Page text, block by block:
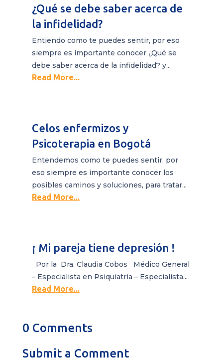
¿Qué se debe saber acerca de
la infidelidad?
Entiendo como te puedes sentir, por eso
siempre es importante conocer ¿Qué se
debe saber acerca de la infidelidad? y...
Read More...
Celos enfermizos y
Psicoterapia en Bogotá
Entendemos como te puedes sentir, por
eso siempre es importante conocer los
posibles caminos y soluciones, para tratar...
Read More...
¡ Mi pareja tiene depresión !
Por la Dra. Claudia Cobos Médico General
– Especialista en Psiquiatría – Especialista...
Read More...
0 Comments
Submit a Comment